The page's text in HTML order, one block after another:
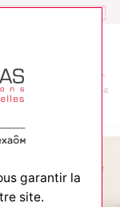
RECHERCHE
garantir la
site.